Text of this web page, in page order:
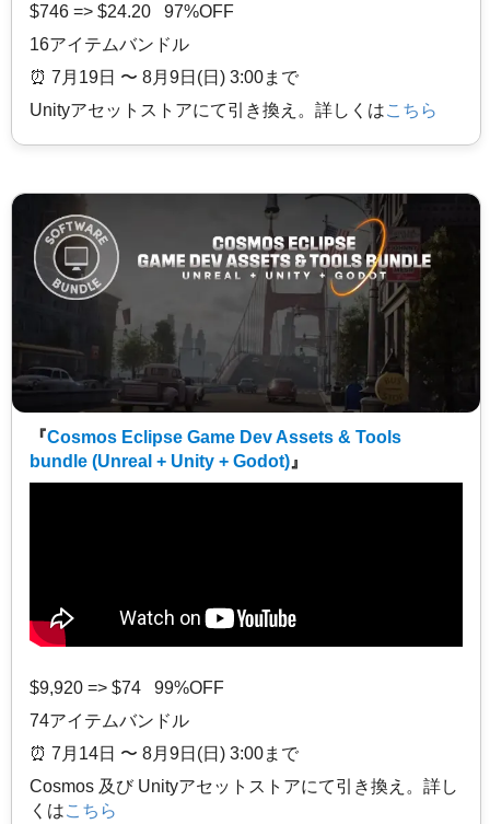
$746 => $24.20 97%OFF
16アイテムバンドル
⏰️ 7月19日 〜 8月9日(日) 3:00まで
Unityアセットストアにて引き換え。詳しくはこちら
『Cosmos Eclipse Game Dev Assets & Tools
bundle (Unreal + Unity + Godot) 』
$9,920 => $74 99%OFF
74アイテムバンドル
⏰️ 7月14日 〜 8月9日(日) 3:00まで
Cosmos 及び Unityアセットストアにて引き換え。詳し
くはこちら